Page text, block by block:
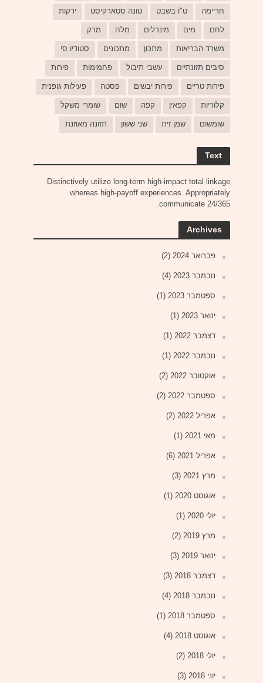
חריימה ט"ו בשבט טונה סטארקיסט ירקות
לחם מים מינרלים מלח מרק
משרד הבריאות מתכון מתכונים סטודיו סי
סיבים תזונתיים עשבי תיבול פחמימות פירות
פירות טריים פירות יבשים פסטה פעילות גופנית
קלוריות קפאין קפה שום שומרי משקל
שומשום שמן זית שני ששון תזונה מאוזנת
Text
Distinctively utilize long-term high-impact total linkage
whereas high-payoff experiences. Appropriately
communicate 24/365.
Archives
פברואר 2024 (2)
נובמבר 2023 (4)
ספטמבר 2023 (1)
ינואר 2023 (1)
דצמבר 2022 (1)
נובמבר 2022 (1)
אוקטובר 2022 (2)
ספטמבר 2022 (2)
אפריל 2022 (2)
מאי 2021 (1)
אפריל 2021 (6)
מרץ 2021 (3)
אוגוסט 2020 (1)
יולי 2020 (1)
מרץ 2019 (2)
ינואר 2019 (3)
דצמבר 2018 (3)
נובמבר 2018 (4)
ספטמבר 2018 (1)
אוגוסט 2018 (4)
יולי 2018 (2)
יוני 2018 (3)